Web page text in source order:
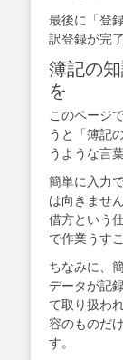
最後に「登
訳登録が完了
簿記の
を
このページ
うと「簿記
うような言
簡単に入力
は向きませ
借方という
で作業うす
ちなみに、
データが記
て取り扱わ
容のものだ
す。